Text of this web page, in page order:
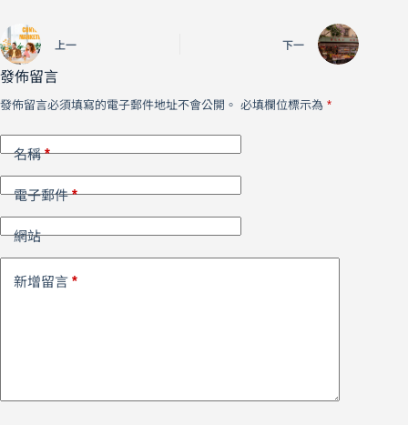
上一 下一
發佈留言
發佈留言必須填寫的電子郵件地址不會公開。 必填欄位標示為 *
名稱*
電子郵件*
網站
新增留言 *